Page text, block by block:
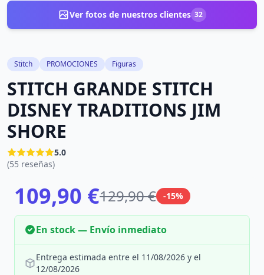
Ver fotos de nuestros clientes 32
Stitch PROMOCIONES Figuras
STITCH GRANDE STITCH
DISNEY TRADITIONS JIM
SHORE
5.0
(55 reseñas)
109,90 €129,90 € -15%
En stock — Envío inmediato
Entrega estimada entre el 11/08/2026 y el
12/08/2026